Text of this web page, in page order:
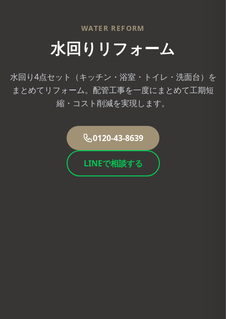
WATER REFORM
水回りリフォーム
水回り4点セット（キッチン・浴室・トイレ・洗面台）を
まとめてリフォーム。配管工事を一度にまとめて工期短
縮・コスト削減を実現します。
0120-43-8639
LINEで相談する